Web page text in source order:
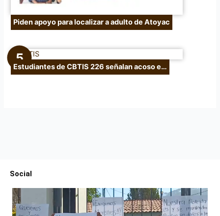
Piden apoyo para localizar a adulto de Atoyac
Estudiantes de CBTIS 226 señalan acoso e…
Social